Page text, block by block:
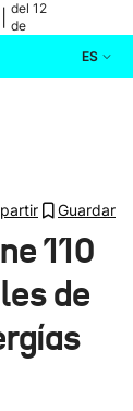
del 12
de
ES
Guardar
110
de